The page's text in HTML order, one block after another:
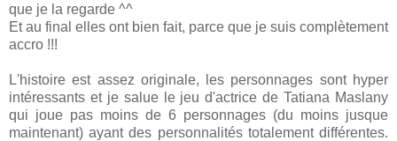
que je la regarde ^^
Et au final elles ont bien fait, parce que je suis complètement
accro !!!
L'histoire est assez originale, les personnages sont hyper
intéressants et je salue le jeu d'actrice de Tatiana Maslany
qui joue pas moins de 6 personnages (du moins jusque
maintenant) ayant des personnalités totalement différentes.